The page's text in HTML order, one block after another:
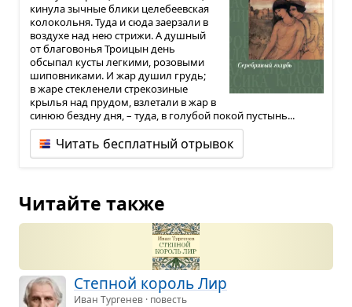
кинула зычные блики целебеевская
колокольня. Туда и сюда заерзали в
воздухе над нею стрижи. А душный
от благовонья Троицын день
обсыпал кусты легкими, розовыми
шиповниками. И жар душил грудь;
в жаре стекленели стрекозиные
крылья над прудом, взлетали в жар в
синюю бездну дня, – туда, в голубой покой пустынь...
Читать бесплатный отрывок
Читайте также
Степ­ной король Лир
Иван Тургенев · повесть